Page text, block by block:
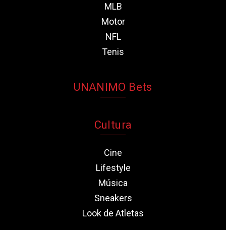
MLB
Motor
NFL
Tenis
UNANIMO Bets
Cultura
Cine
Lifestyle
Música
Sneakers
Look de Atletas